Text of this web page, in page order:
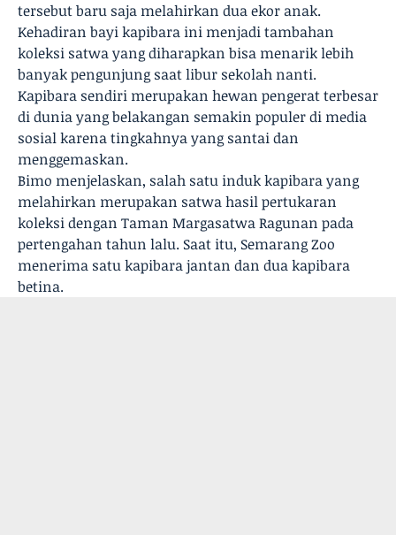
tersebut baru saja melahirkan dua ekor anak.
Kehadiran bayi kapibara ini menjadi tambahan
koleksi satwa yang diharapkan bisa menarik lebih
banyak pengunjung saat libur sekolah nanti.
Kapibara sendiri merupakan hewan pengerat terbesar
di dunia yang belakangan semakin populer di media
sosial karena tingkahnya yang santai dan
menggemaskan.
Bimo menjelaskan, salah satu induk kapibara yang
melahirkan merupakan satwa hasil pertukaran
koleksi dengan Taman Margasatwa Ragunan pada
pertengahan tahun lalu. Saat itu, Semarang Zoo
menerima satu kapibara jantan dan dua kapibara
betina.